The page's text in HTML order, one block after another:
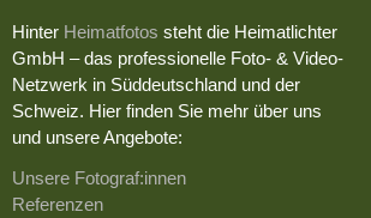
Hinter Heimatfotos steht die Heimatlichter
GmbH – das professionelle Foto- & Video-
Netzwerk in Süddeutschland und der
Schweiz. Hier finden Sie mehr über uns
und unsere Angebote:
Unsere Fotograf:innen
Referenzen